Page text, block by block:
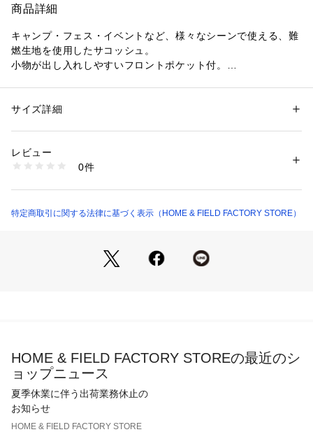
商品詳細
キャンプ・フェス・イベントなど、様々なシーンで使える、難
燃生地を使用したサコッシュ。
小物が出し入れしやすいフロントポケット付。
※高温のものを入れる場合はタオル等の布で包んでから入れて
性別：レディース
プ・バーベキュー
生産国：中国
1099400000354
サイズ詳細
レビュー
0件
特定商取引に関する法律に基づく表示（HOME & FIELD FACTORY STORE）
HOME & FIELD FACTORY STOREの最近のシ
ョップニュース
夏季休業に伴う出荷業務休止の
お知らせ
HOME & FIELD FACTORY STORE